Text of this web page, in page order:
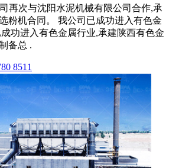
再次与沈阳水泥机械有限公司合作,承
粉机合同。 我公司已成功进入有色金
功进入有色金属行业,承建陕西有色金
备总 .
8511